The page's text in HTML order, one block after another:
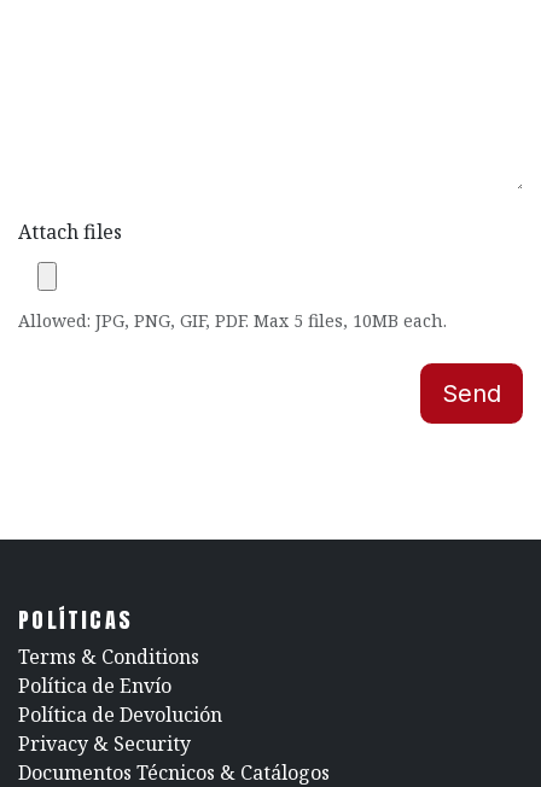
Attach files
Allowed: JPG, PNG, GIF, PDF. Max 5 files, 10MB each.
Send
POLÍTICAS
​Terms & Conditions
Política de Envío
Política de Devolución
​Privacy & Security
​Documentos Técnicos & Catálogos